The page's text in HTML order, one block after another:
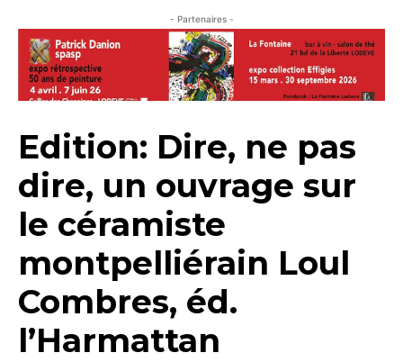
- Partenaires -
Edition: Dire, ne pas
dire, un ouvrage sur
le céramiste
montpelliérain Loul
Combres, éd.
l’Harmattan